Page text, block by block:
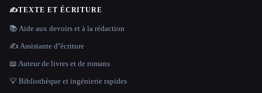
✍️TEXTE ET ÉCRITURE
📚 Aide aux devoirs et à la rédaction
✍️ Assistante d''écriture
📖 Auteur de livres et de romans
💡 Bibliothèque et ingénierie rapides